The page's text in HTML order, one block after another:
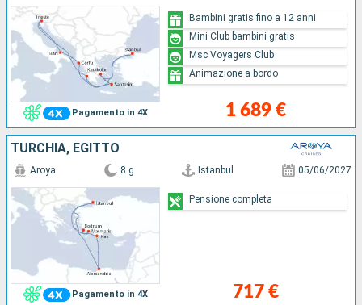
Pagamento in 4X 1 689 €
Bambini gratis fino a 12 anni
Mini Club bambini gratis
Msc Voyagers Club
Animazione a bordo
TURCHIA, EGITTO
Pagamento in 4X
Aroya 8 g Istanbul 05/06/2027
717 €
Pensione completa